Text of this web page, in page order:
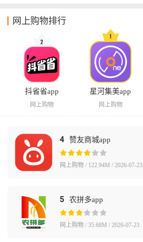
网上购物排行
抖省省app
网上购物
星河集美app
网上购物
4 赞友商城app
网上购物 / 122.94M / 2026-07-23
5 农拼多app
网上购物 / 35.68M / 2026-07-23